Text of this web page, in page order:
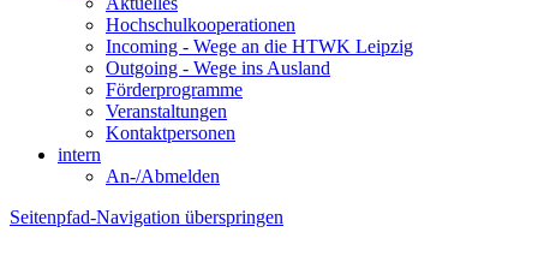
Hochschulkooperationen
Incoming - Wege an die HTWK Leipzig
Outgoing - Wege ins Ausland
Förderprogramme
Veranstaltungen
Kontaktpersonen
intern
An-/Abmelden
Seitenpfad-Navigation überspringen